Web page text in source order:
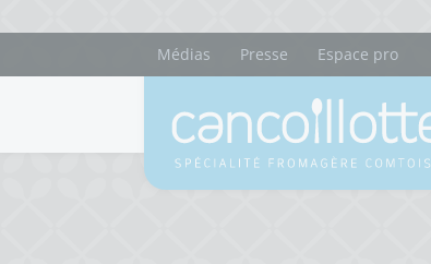
Médias Presse Espace pro